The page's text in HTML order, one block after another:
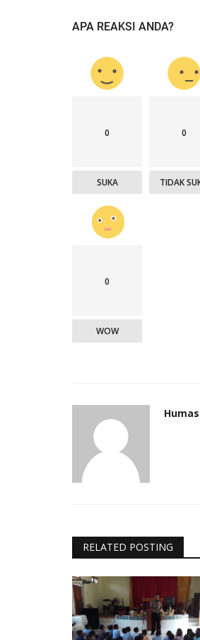
APA REAKSI ANDA?
0
SUKA
0
TIDAK
0
WOW
RELATED POSTING